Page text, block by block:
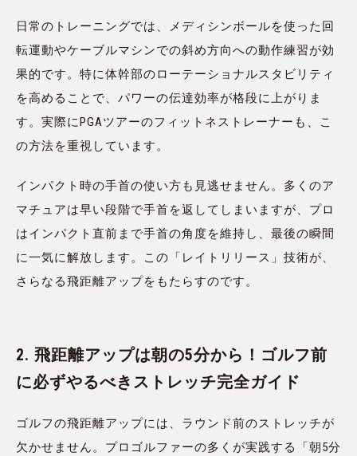
日常のトレーニングでは、メディシンボールを使った回
転運動やケーブルマシンでの斜め方向への動作練習が効
果的です。特に体幹部のローテーショナルスタビリティ
を高めることで、パワーの伝達効率が格段に上がりま
す。実際にPGAツアーのフィットネストレーナーも、こ
の方法を重視しています。
インパクト時の手首の使い方も見逃せません。多くのア
マチュアは早い段階で手首を返してしまいますが、プロ
はインパクト直前まで手首の角度を維持し、最後の瞬間
に一気に解放します。この「レイトリリース」技術が、
さらなる飛距離アップをもたらすのです。
2. 飛距離アップは朝の5分から！ゴルフ前
に必ずやるべきストレッチ完全ガイド
ゴルフの飛距離アップには、ラウンド前のストレッチが
欠かせません。プロゴルファーの多くが実践する「朝5分